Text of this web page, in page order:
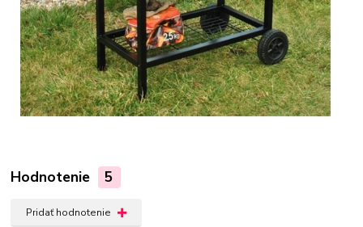
Hodnotenie 5
Pridať hodnotenie